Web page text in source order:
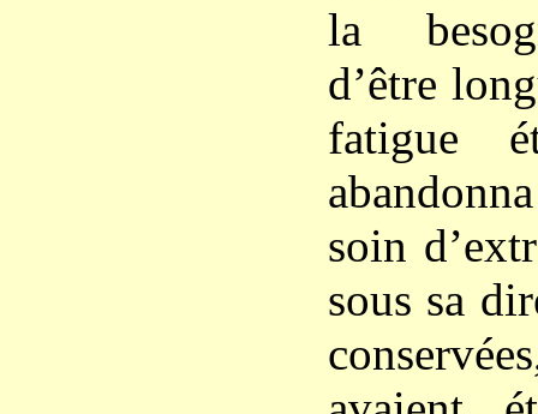
la
d’être
fatigue
soin
sous sa